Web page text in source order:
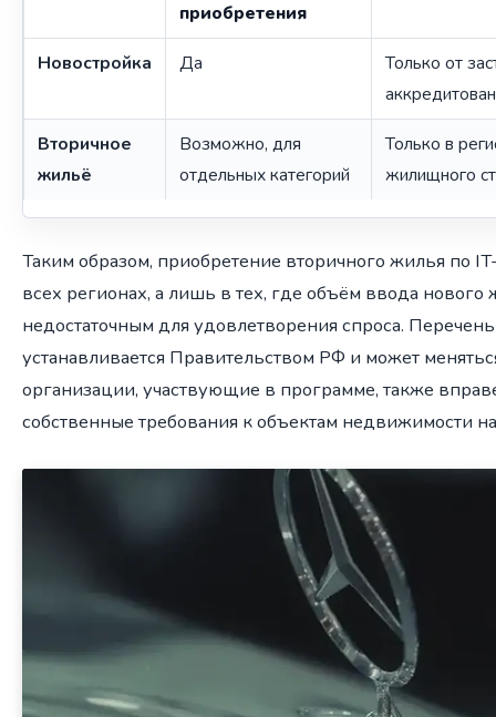
приобретения
Новостройка Да
Только от
Вторичное
жильё
Возможно, для
отдельных категорий
Только в
жилищного
Таким образом, приобретение вторичного жилья по
всех регионах, а лишь в тех, где объём ввода нового
недостаточным для удовлетворения спроса.
устанавливается Правительством РФ и может
организации, участвующие в программе, также
собственные требования к объектам недвижимости